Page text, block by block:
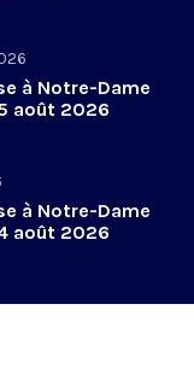
à Notre-Dame
août 2026
à Notre-Dame
août 2026